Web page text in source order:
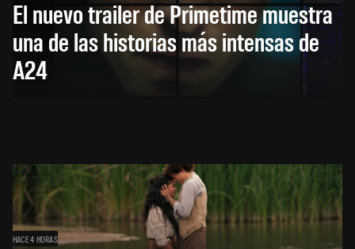
El nuevo trailer de Primetime muestra
una de las historias más intensas de
A24
HACE 4 HORAS